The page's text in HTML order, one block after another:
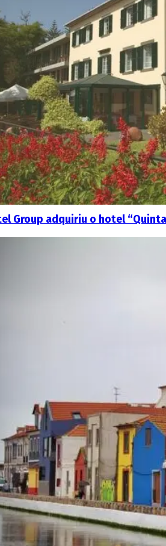
Group adquiriu o hotel